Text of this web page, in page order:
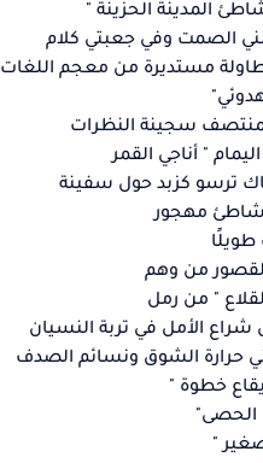
المدينة الحزينة "
الصمت وفي جعبتي كلام
مستديرة من معجم اللغات
سجينة النظرات
" أناجي القمر
ترسو كزبد حول سفينة
مهجور
من وهم
" من رمل
الأمل في تربة النسيان
حرارة الشوق ونسائم الصدف
خطوة "
الحصى"
"